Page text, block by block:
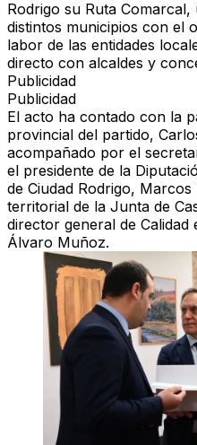
Rodrigo su Ruta
distintos municipios con el
labor de las entidades
directo con alcaldes y
Publicidad
Publicidad
El acto ha contado con la
provincial del partido,
acompañado por el
el presidente de la
de Ciudad Rodrigo, Marcos
territorial de la Junta de
director general de
Álvaro Muñoz.